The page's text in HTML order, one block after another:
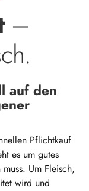
–
auf den
Pflichtkauf
es um gutes
Um Fleisch,
wird und